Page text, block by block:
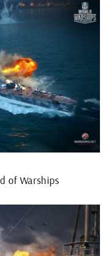
of Warships